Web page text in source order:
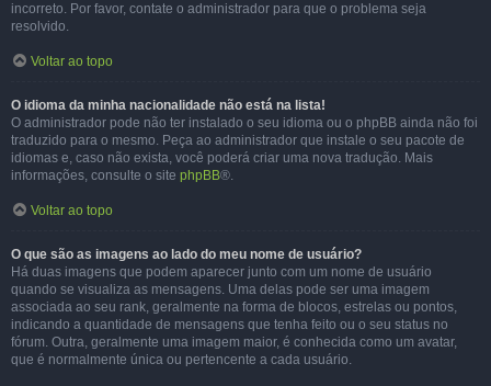
incorreto. Por favor, contate o administrador para que o problema seja
resolvido.
Voltar ao topo
O idioma da minha nacionalidade não está na lista!
O administrador pode não ter instalado o seu idioma ou o phpBB ainda não foi
traduzido para o mesmo. Peça ao administrador que instale o seu pacote de
idiomas e, caso não exista, você poderá criar uma nova tradução. Mais
informações, consulte o site phpBB®.
Voltar ao topo
O que são as imagens ao lado do meu nome de usuário?
Há duas imagens que podem aparecer junto com um nome de usuário
quando se visualiza as mensagens. Uma delas pode ser uma imagem
associada ao seu rank, geralmente na forma de blocos, estrelas ou pontos,
indicando a quantidade de mensagens que tenha feito ou o seu status no
fórum. Outra, geralmente uma imagem maior, é conhecida como um avatar,
que é normalmente única ou pertencente a cada usuário.